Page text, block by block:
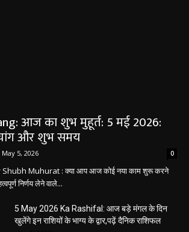
आज का शुभ मुहूर्त: 5 मई 2026:
और शुभ समय
May 5, 2026 0
Muhurat : क्या आप आज कोई नया काम शुरू करने
निर्णय लेने वाले...
5 May 2026 Ka Rashifal: आज बड़े मंगल के दिन
खुलेंगे इन राशियों के भाग्य के द्वार,पढ़ें दैनिक राशिफल